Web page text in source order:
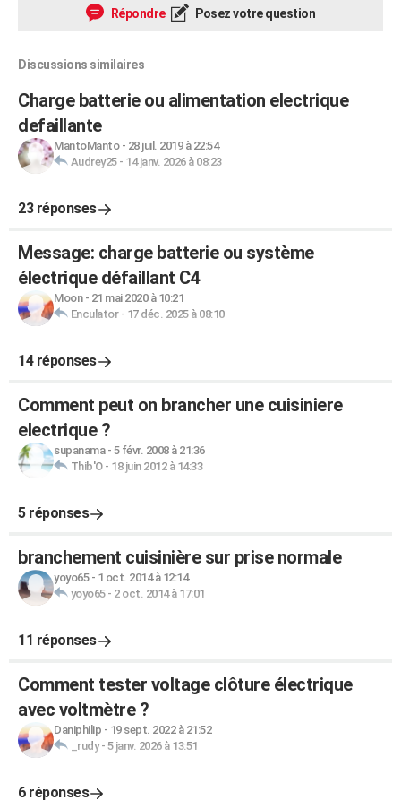
Répondre Posez votre question
Discussions similaires
Charge batterie ou alimentation electrique
defaillante
MantoManto- 28 juil. 2019 à 22:54
Audrey25- 14 janv. 2026 à 08:23
23 réponses
Message: charge batterie ou système
électrique défaillant C4
Moon- 21 mai 2020 à 10:21
Enculator- 17 déc. 2025 à 08:10
14 réponses
Comment peut on brancher une cuisiniere
electrique ?
supanama- 5 févr. 2008 à 21:36
Thib'O- 18 juin 2012 à 14:33
5 réponses
branchement cuisinière sur prise normale
yoyo65- 1 oct. 2014 à 12:14
yoyo65- 2 oct. 2014 à 17:01
11 réponses
Comment tester voltage clôture électrique
avec voltmètre ?
Daniphilip - 19 sept. 2022 à 21:52
_rudy- 5 janv. 2026 à 13:51
6 réponses